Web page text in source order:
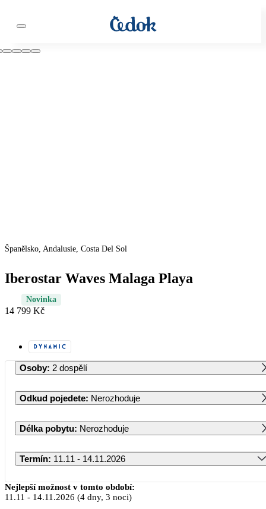
Španělsko, Andalusie, Costa Del Sol
Iberostar Waves Malaga Playa
Novinka
14 799 Kč
Osoby: 2 dospělí
Odkud pojedete: Nerozhoduje
Délka pobytu: Nerozhoduje
Termín: 11.11 - 14.11.2026
Listopad 2026
Nejlepší možnost v tomto období:
11.11 - 14.11.2026 (4 dny, 3 noci)